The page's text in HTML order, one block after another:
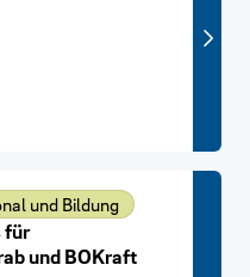
und Bildung
für
und BOKraft